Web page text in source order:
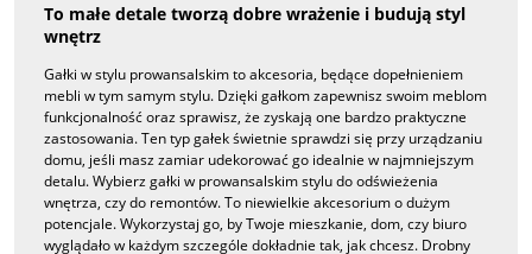
To małe detale tworzą dobre wrażenie i budują styl
wnętrz
Gałki w stylu prowansalskim to akcesoria, będące dopełnieniem
mebli w tym samym stylu. Dzięki gałkom zapewnisz swoim meblom
funkcjonalność oraz sprawisz, że zyskają one bardzo praktyczne
zastosowania. Ten typ gałek świetnie sprawdzi się przy urządzaniu
domu, jeśli masz zamiar udekorować go idealnie w najmniejszym
detalu. Wybierz gałki w prowansalskim stylu do odświeżenia
wnętrza, czy do remontów. To niewielkie akcesorium o dużym
potencjale. Wykorzystaj go, by Twoje mieszkanie, dom, czy biuro
wyglądało w każdym szczególe dokładnie tak, jak chcesz. Drobny